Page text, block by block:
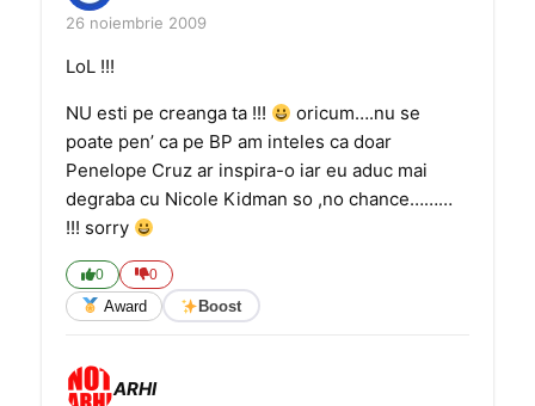
26 noiembrie 2009
LoL !!!
NU esti pe creanga ta !!!
oricum….nu se
poate pen’ ca pe BP am inteles ca doar
Penelope Cruz ar inspira-o iar eu aduc mai
degraba cu Nicole Kidman so ,no chance………
!!! sorry
0 0
Award Boost
ARHI